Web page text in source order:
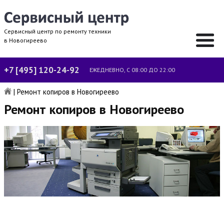
Сервисный центр по ремонту техники
в Новогиреево
+7 [495] 120-24-92 ЕЖЕДНЕВНО, С 08:00 ДО 22:00
| Ремонт копиров в Новогиреево
Ремонт копиров в Новогиреево